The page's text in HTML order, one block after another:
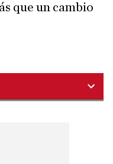
que un cambio